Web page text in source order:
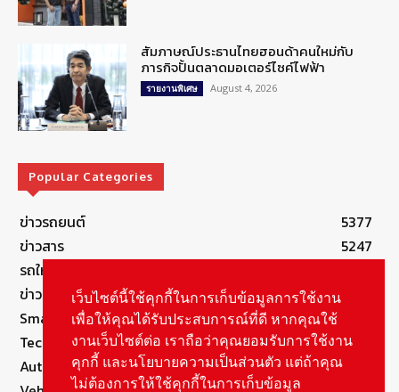
สัมภาษณ์ประธานไทยฮอนด้าคนใหม่กับ
ภารกิจปั้นตลาดมอเตอร์ไซค์ไฟฟ้า
รายงานพิเศษ August 4, 2026
Popular Categories
ข่าวรถยนต์
5377
ข่าวสาร
5247
รถใหม่
ข่าวประชาสัมพันธ์
Smart Life
Technology
Autolife Lifestyle
เว็บไซต์นี้ใช้คุกกี้ในการเก็บข้อมูลการใช้งาน
เพื่อให้คุณได้รับประสบการณ์ที่ดี หากคุณใช้
งานเว็บไซต์ต่อ เราถือว่าคุณยอมรับการใช้งาน
คุกกี้ และนโยบายความเป็นส่วนตัว แต่ถ้าคุณ
ไม่ต้องการให้ใช้คุกกี้ในการเก็บข้อมูล